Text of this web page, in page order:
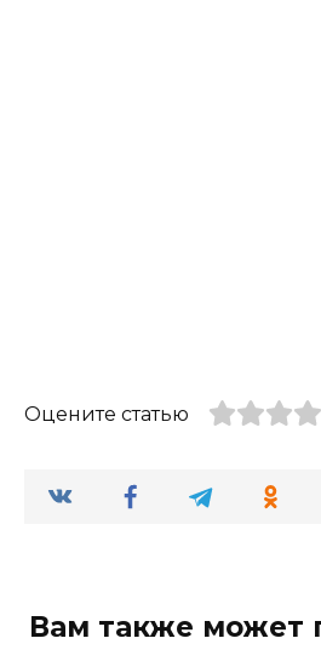
Оцените статью
Вам также может